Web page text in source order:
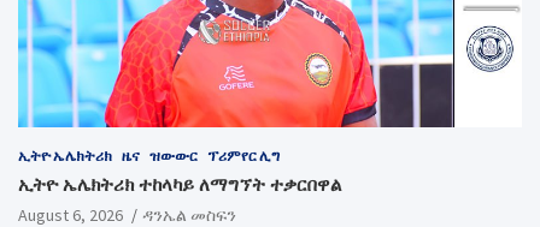
ኢትዮ ኤሌክትሪክ ዜና ዝውውር ፕሪምየር ሊግ
ኢትዮ ኤሌክትሪክ ተከላካይ ለማግኘት ተቃርበዋል
August 6, 2026 ዳንኤል መስፍን